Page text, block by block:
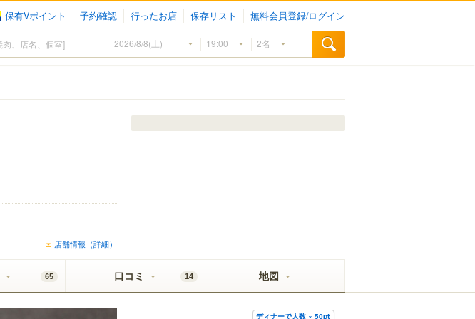
保有Vポイント 予約確認 行ったお店 保存リスト 無料会員登録/ログイン
店舗情報（詳細）
65 口コミ 14 地図
ディナーで人数 × 50pt